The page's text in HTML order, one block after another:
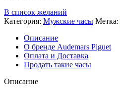
В список желаний
Категория: Мужские часы Метка:
Описание
О бренде Audemars Piguet
Оплата и Доставка
Продать такие часы
Описание